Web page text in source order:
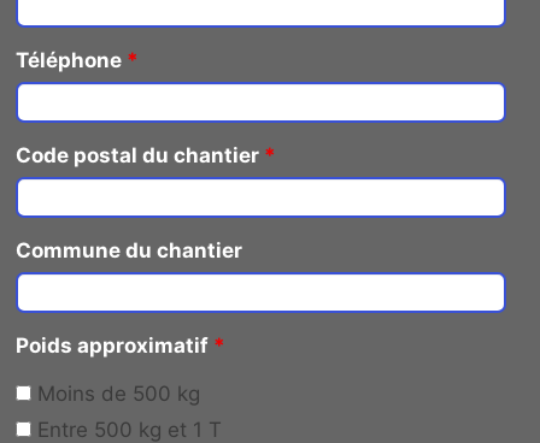
Téléphone *
Code postal du chantier *
Commune du chantier
Poids approximatif *
Moins de 500 kg
Entre 500 kg et 1 T